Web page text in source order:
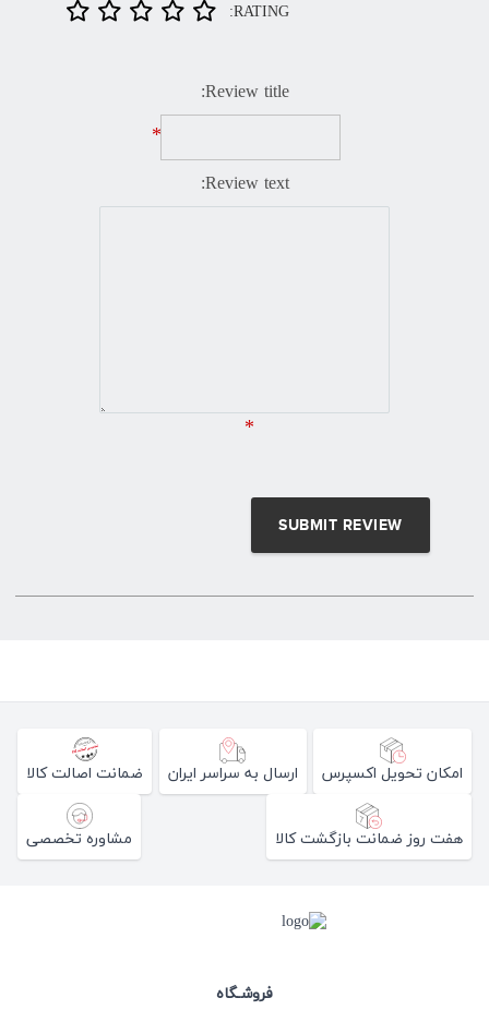
RATING:
Review title:
*
Review text:
*
امکان تحویل اکسپرس ارسال به سراسر ایران ضمانت اصالت کالا
هفت روز ضمانت بازگشت کالا مشاوره تخصصی
فروشـگاه